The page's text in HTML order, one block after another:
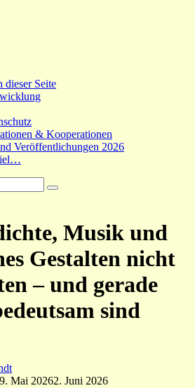
Seite
& Kooperationen
Veröffentlichungen 2026
Musik und
Gestalten nicht
– und gerade
sind
Mai 20262. Juni 2026